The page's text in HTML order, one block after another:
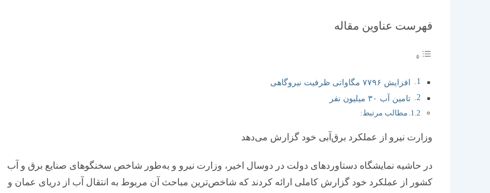
فهرست عناوین مقاله
افزایش ۷۷۹۶ مگاواتی ظرفیت نیروگاهی
تامین آب ۳۰ میلیون نفر
مطالب مرتبط:
وزارت نیرو از عملکرد برق‏‏‌آبی خود گزارش می‌دهد
در حاشیه نمایشگاه دستاوردهای دولت در دوسال اخیر، وزارت نیرو و به‌طور شاخص سخنگوهای صنایع برق و آب
کشور از عملکرد خود گزارش کاملی ارائه کردند که شاخص‌‌‌ترین مباحث آن مربوط به انتقال آب از دریای عمان و